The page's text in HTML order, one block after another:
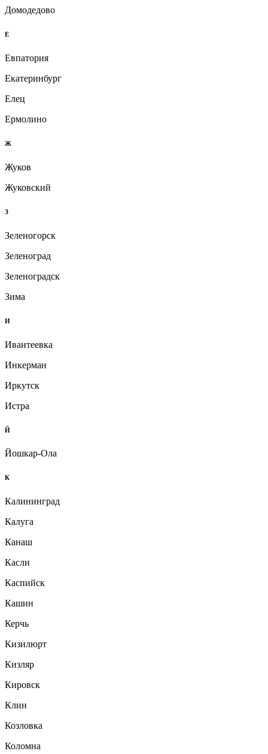
Домодедово
Е
Евпатория
Екатеринбург
Елец
Ермолино
Ж
Жуков
Жуковский
З
Зеленогорск
Зеленоград
Зеленоградск
Зима
И
Ивантеевка
Инкерман
Иркутск
Истра
Й
Йошкар-Ола
К
Калининград
Калуга
Канаш
Касли
Каспийск
Кашин
Керчь
Кизилюрт
Кизляр
Кировск
Клин
Козловка
Коломна